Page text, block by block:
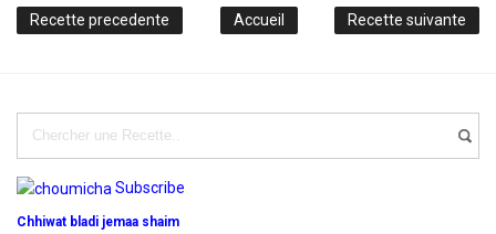
Recette precedente Recette suivante
Accueil
Subscribe
Chhiwat bladi jemaa shaim